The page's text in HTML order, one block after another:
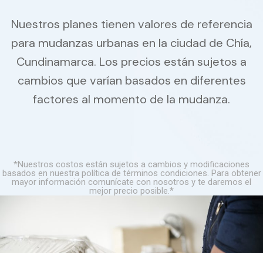
Nuestros planes tienen valores de referencia
para mudanzas urbanas en la ciudad de Chía,
Cundinamarca. Los precios están sujetos a
cambios que varían basados en diferentes
factores al momento de la mudanza.
*Nuestros costos están sujetos a cambios y modificaciones
basados en nuestra política de términos condiciones. Para obtener
mayor información comunícate con nosotros y te daremos el
mejor precio posible.*